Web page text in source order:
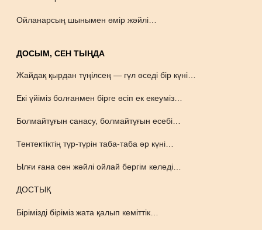
Ойланарсың шынымен өмір жәйлі…
ДОСЫМ, СЕН ТЫҢДА
Жайдақ қырдан түңілсең — гүл өседі бір күні…
Екі үйіміз болғанмен бірге өсіп ек екеуміз…
Болмайтұғын санасу, болмайтұғын есебі…
Тентектіктің түр-түрін таба-таба әр күні…
Ылғи ғана сен жәйлі ойлай бергім келеді…
ДОСТЫҚ
Бірімізді біріміз жата қалып кеміттік…